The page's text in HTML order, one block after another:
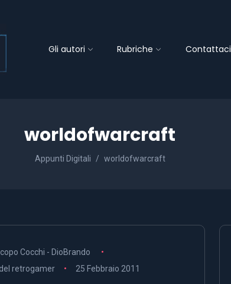
Gli autori Rubriche Contattaci
worldofwarcraft
Appunti Digitali worldofwarcraft
Cocchi - DioBrando
del retrogamer
25 Febbraio 2011